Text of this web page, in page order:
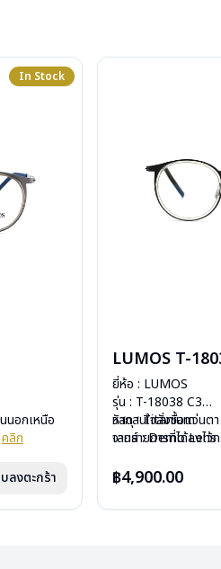
In Stock
นอกเหนือ
คลิก
ลงตะกร้า
LUMOS T-
ยี่ห้อ : LUMOS
รุ่น : T-18038 C3
วัสดุ : Titanium
เลนส์ : Demo Lens
น้ำหนัก : 14 กรัม
การรับประกัน : 2 ปี
หากสนใจสั่งชื้อแว่นต
จากรายการที่ได้ลงไ
฿4,900.00